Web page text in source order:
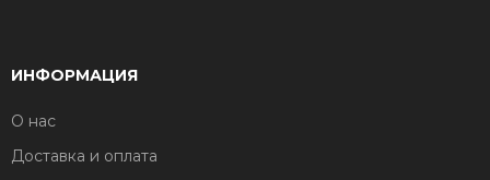
ИНФОРМАЦИЯ
О нас
Доставка и оплата